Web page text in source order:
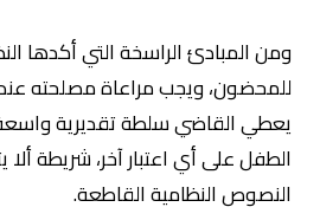
ومن المبادئ الراسخة التي أكدها
للمحضون، ويجب مراعاة مصلحته
يعطي القاضي سلطة تقديرية
الطفل على أي اعتبار آخر، شريطة
النصوص النظامية القاطعة.